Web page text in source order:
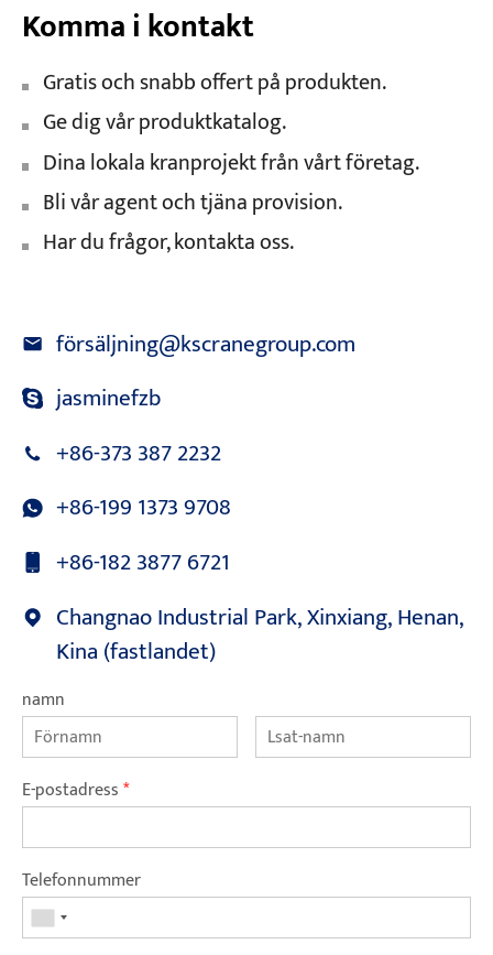
Komma i kontakt
Gratis och snabb offert på produkten.
Ge dig vår produktkatalog.
Dina lokala kranprojekt från vårt företag.
Bli vår agent och tjäna provision.
Har du frågor, kontakta oss.
försäljning@kscranegroup.com
jasminefzb
+86-373 387 2232
+86-199 1373 9708
+86-182 3877 6721
Changnao Industrial Park, Xinxiang, Henan,
Kina (fastlandet)
namn
E-postadress*
Telefonnummer